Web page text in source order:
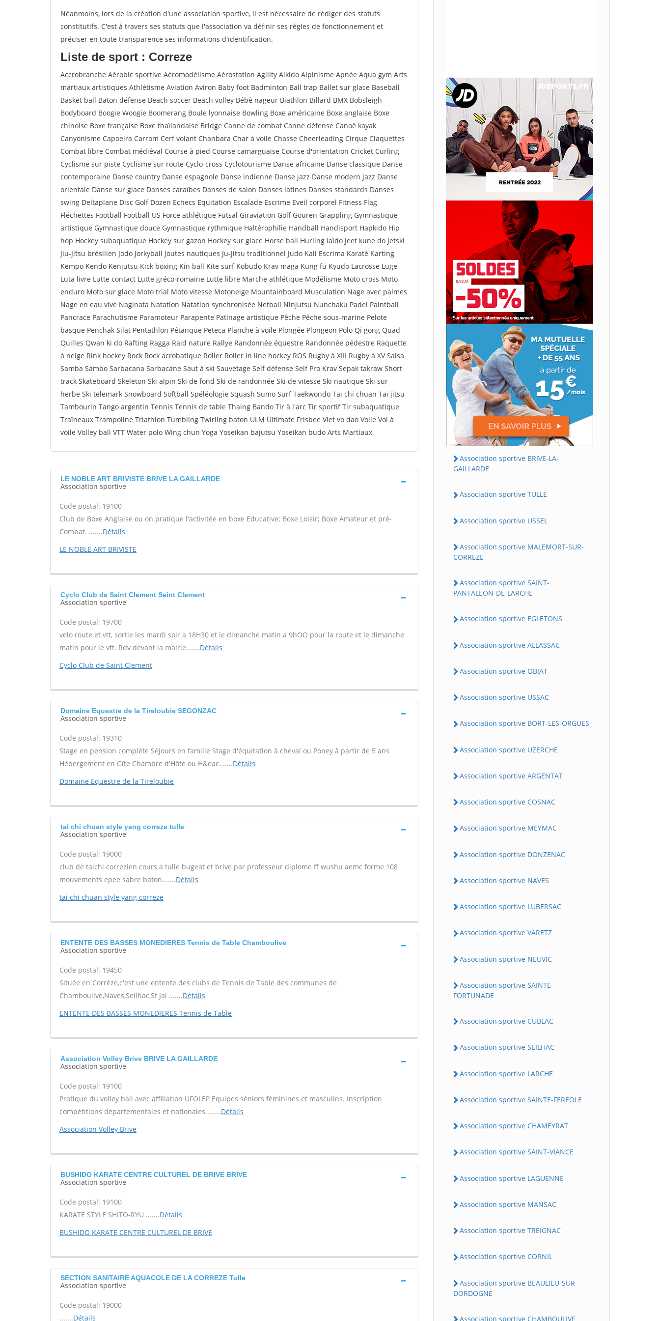
Néanmoins, lors de la création d'une association sportive, il est nécessaire de rédiger des statuts
constitutifs. C'est à travers ses statuts que l'association va définir ses règles de fonctionnement et
préciser en toute transparence ses informations d'identification.
Liste de sport : Correze
Accrobranche Aérobic sportive Aéromodélisme Aérostation Agility Aikido Alpinisme Apnée Aqua gym Arts
martiaux artistiques Athlétisme Aviation Aviron Baby foot Badminton Ball trap Ballet sur glace Baseball
Basket ball Baton défense Beach soccer Beach volley Bébé nageur Biathlon Billard BMX Bobsleigh
Bodyboard Boogie Woogie Boomerang Boule lyonnaise Bowling Boxe américaine Boxe anglaise Boxe
chinoise Boxe française Boxe thaïlandaise Bridge Canne de combat Canne défense Canoë kayak
Canyonisme Capoeira Carrom Cerf volant Chanbara Char à voile Chasse Cheerleading Cirque Claquettes
Combat libre Combat médiéval Course à pied Course camarguaise Course d'orientation Cricket Curling
Cyclisme sur piste Cyclisme sur route Cyclo-cross Cyclotourisme Danse africaine Danse classique Danse
contemporaine Danse country Danse espagnole Danse indienne Danse jazz Danse modern jazz Danse
orientale Danse sur glace Danses caraïbes Danses de salon Danses latines Danses standards Danses
swing Deltaplane Disc Golf Dozen Echecs Equitation Escalade Escrime Eveil corporel Fitness Flag
Fléchettes Football Football US Force athlétique Futsal Giraviation Golf Gouren Grappling Gymnastique
artistique Gymnastique douce Gymnastique rythmique Haltérophilie Handball Handisport Hapkido Hip
hop Hockey subaquatique Hockey sur gazon Hockey sur glace Horse ball Hurling Iaïdo Jeet kune do Jetski
Jiu-Jitsu brésilien Jodo Jorkyball Joutes nautiques Ju-Jitsu traditionnel Judo Kali Escrima Karaté Karting
Kempo Kendo Kenjutsu Kick boxing Kin ball Kite surf Kobudo Krav maga Kung fu Kyudo Lacrosse Luge
Luta livre Lutte contact Lutte gréco-romaine Lutte libre Marche athlétique Modélisme Moto cross Moto
enduro Moto sur glace Moto trial Moto vitesse Motoneige Mountainboard Musculation Nage avec palmes
Nage en eau vive Naginata Natation Natation synchronisée Netball Ninjutsu Nunchaku Padel Paintball
Pancrace Parachutisme Paramoteur Parapente Patinage artistique Pêche Pêche sous-marine Pelote
basque Penchak Silat Pentathlon Pétanque Peteca Planche à voile Plongée Plongeon Polo Qi gong Quad
Quilles Qwan ki do Rafting Ragga Raid nature Rallye Randonnée équestre Randonnée pédestre Raquette
à neige Rink hockey Rock Rock acrobatique Roller Roller in line hockey ROS Rugby à XIII Rugby à XV Salsa
Samba Sambo Sarbacana Sarbacane Saut à ski Sauvetage Self défense Self Pro Krav Sepak takraw Short
track Skateboard Skeleton Ski alpin Ski de fond Ski de randonnée Ski de vitesse Ski nautique Ski sur
herbe Ski telemark Snowboard Softball Spéléologie Squash Sumo Surf Taekwondo Taï chi chuan Taï jitsu
Tambourin Tango argentin Tennis Tennis de table Thaing Bando Tir à l'arc Tir sportif Tir subaquatique
Traîneaux Trampoline Triathlon Tumbling Twirling baton ULM Ultimate Frisbee Viet vo dao Voile Vol à
voile Volley ball VTT Water polo Wing chun Yoga Yoseikan bajutsu Yoseikan budo Arts Martiaux
LE NOBLE ART BRIVISTE BRIVE LA GAILLARDE
Association sportive
Code postal: 19100
Club de Boxe Anglaise ou on pratique l'activitée en boxe Educative; Boxe Loisir; Boxe Amateur et pré-
Combat. .......Détails
LE NOBLE ART BRIVISTE
Cyclo Club de Saint Clement Saint Clement
Association sportive
Code postal: 19700
velo route et vtt, sortie les mardi soir a 18H30 et le dimanche matin a 9hOO pour la route et le dimanche
matin pour le vtt. Rdv devant la mairie.......Détails
Cyclo Club de Saint Clement
Domaine Equestre de la Tireloubie SEGONZAC
Association sportive
Code postal: 19310
Stage en pension complète Séjours en famille Stage d'équitation à cheval ou Poney à partir de 5 ans
Hébergement en Gîte Chambre d'Hôte ou H&eac.......Détails
Domaine Equestre de la Tireloubie
tai chi chuan style yang correze tulle
Association sportive
Code postal: 19000
club de taichi correzien cours a tulle bugeat et brive par professeur diplome ff wushu aemc forme 108
mouvements epee sabre baton.......Détails
tai chi chuan style yang correze
ENTENTE DES BASSES MONEDIERES Tennis de Table Chamboulive
Association sportive
Code postal: 19450
Située en Corrèze,c'est une entente des clubs de Tennis de Table des communes de
Chamboulive,Naves,Seilhac,St Jal .......Détails
ENTENTE DES BASSES MONEDIERES Tennis de Table
Association Volley Brive BRIVE LA GAILLARDE
Association sportive
Code postal: 19100
Pratique du volley ball avec affiliation UFOLEP Equipes séniors féminines et masculins. Inscription
compétitions départementales et nationales........Détails
Association Volley Brive
BUSHIDO KARATE CENTRE CULTUREL DE BRIVE BRIVE
Association sportive
Code postal: 19100
KARATE STYLE SHITO-RYU .......Détails
BUSHIDO KARATE CENTRE CULTUREL DE BRIVE
SECTION SANITAIRE AQUACOLE DE LA CORREZE Tulle
Association sportive
Code postal: 19000
.......Détails
Association sportive BRIVE-LA-
GAILLARDE
Association sportive TULLE
Association sportive USSEL
Association sportive MALEMORT-SUR-
CORREZE
Association sportive SAINT-
PANTALEON-DE-LARCHE
Association sportive EGLETONS
Association sportive ALLASSAC
Association sportive OBJAT
Association sportive USSAC
Association sportive BORT-LES-ORGUES
Association sportive UZERCHE
Association sportive ARGENTAT
Association sportive COSNAC
Association sportive MEYMAC
Association sportive DONZENAC
Association sportive NAVES
Association sportive LUBERSAC
Association sportive VARETZ
Association sportive NEUVIC
Association sportive SAINTE-
FORTUNADE
Association sportive CUBLAC
Association sportive SEILHAC
Association sportive LARCHE
Association sportive SAINTE-FEREOLE
Association sportive CHAMEYRAT
Association sportive SAINT-VIANCE
Association sportive LAGUENNE
Association sportive MANSAC
Association sportive TREIGNAC
Association sportive CORNIL
Association sportive BEAULIEU-SUR-
DORDOGNE
Association sportive CHAMBOULIVE